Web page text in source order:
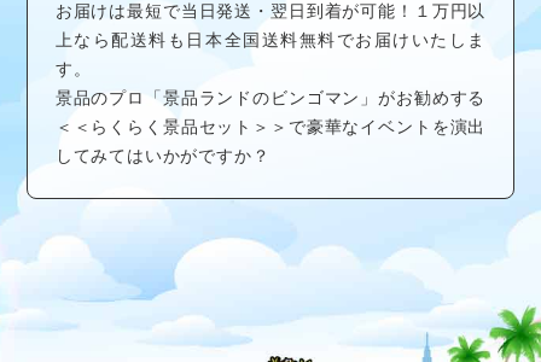
お届けは最短で当日発送・翌日到着が可能！１万円以
上なら配送料も日本全国送料無料でお届けいたしま
す。
景品のプロ「景品ランドのビンゴマン」がお勧めする
＜＜らくらく景品セット＞＞で豪華なイベントを演出
してみてはいかがですか？